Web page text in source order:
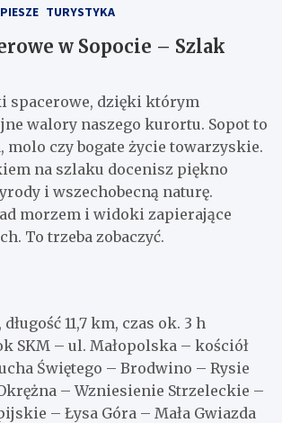
TURYSTYKA
w Sopocie – Szlak
spacerowe, dzięki którym
walory naszego kurortu. Sopot to
molo czy bogate życie towarzyskie.
na szlaku docenisz piękno
i wszechobecną naturę.
morzem i widoki zapierające
To trzeba zobaczyć.
11,7 km, czas ok. 3 h
SKM – ul. Małopolska – kościół
Świętego – Brodwino – Rysie
– Wzniesienie Strzeleckie –
– Łysa Góra – Mała Gwiazda